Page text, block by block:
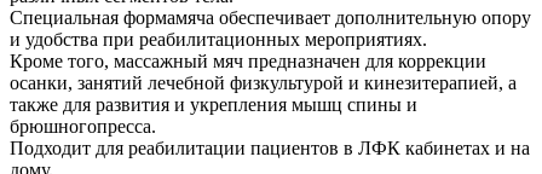
Специальная формамяча обеспечивает дополнительную опору
и удобства при реабилитационных мероприятиях.
Кроме того, массажный мяч предназначен для коррекции
осанки, занятий лечебной физкультурой и кинезитерапией, а
также для развития и укрепления мышц спины и
брюшногопресса.
Подходит для реабилитации пациентов в ЛФК кабинетах и на
дому.